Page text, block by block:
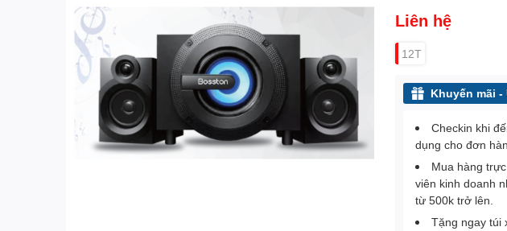
Liên hệ
12T
Khuyến mãi -
Checkin khi
dụng cho đơn
Mua hàng
viên kinh doanh
từ 500k trở lên.
Tặng ngay túi